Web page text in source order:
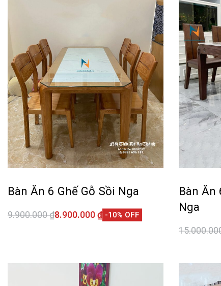
Bàn Ăn 6 Ghế Gỗ Sồi Nga
9.900.000₫8.900.000 ₫ -10% OFF
Bàn Ăn
Nga